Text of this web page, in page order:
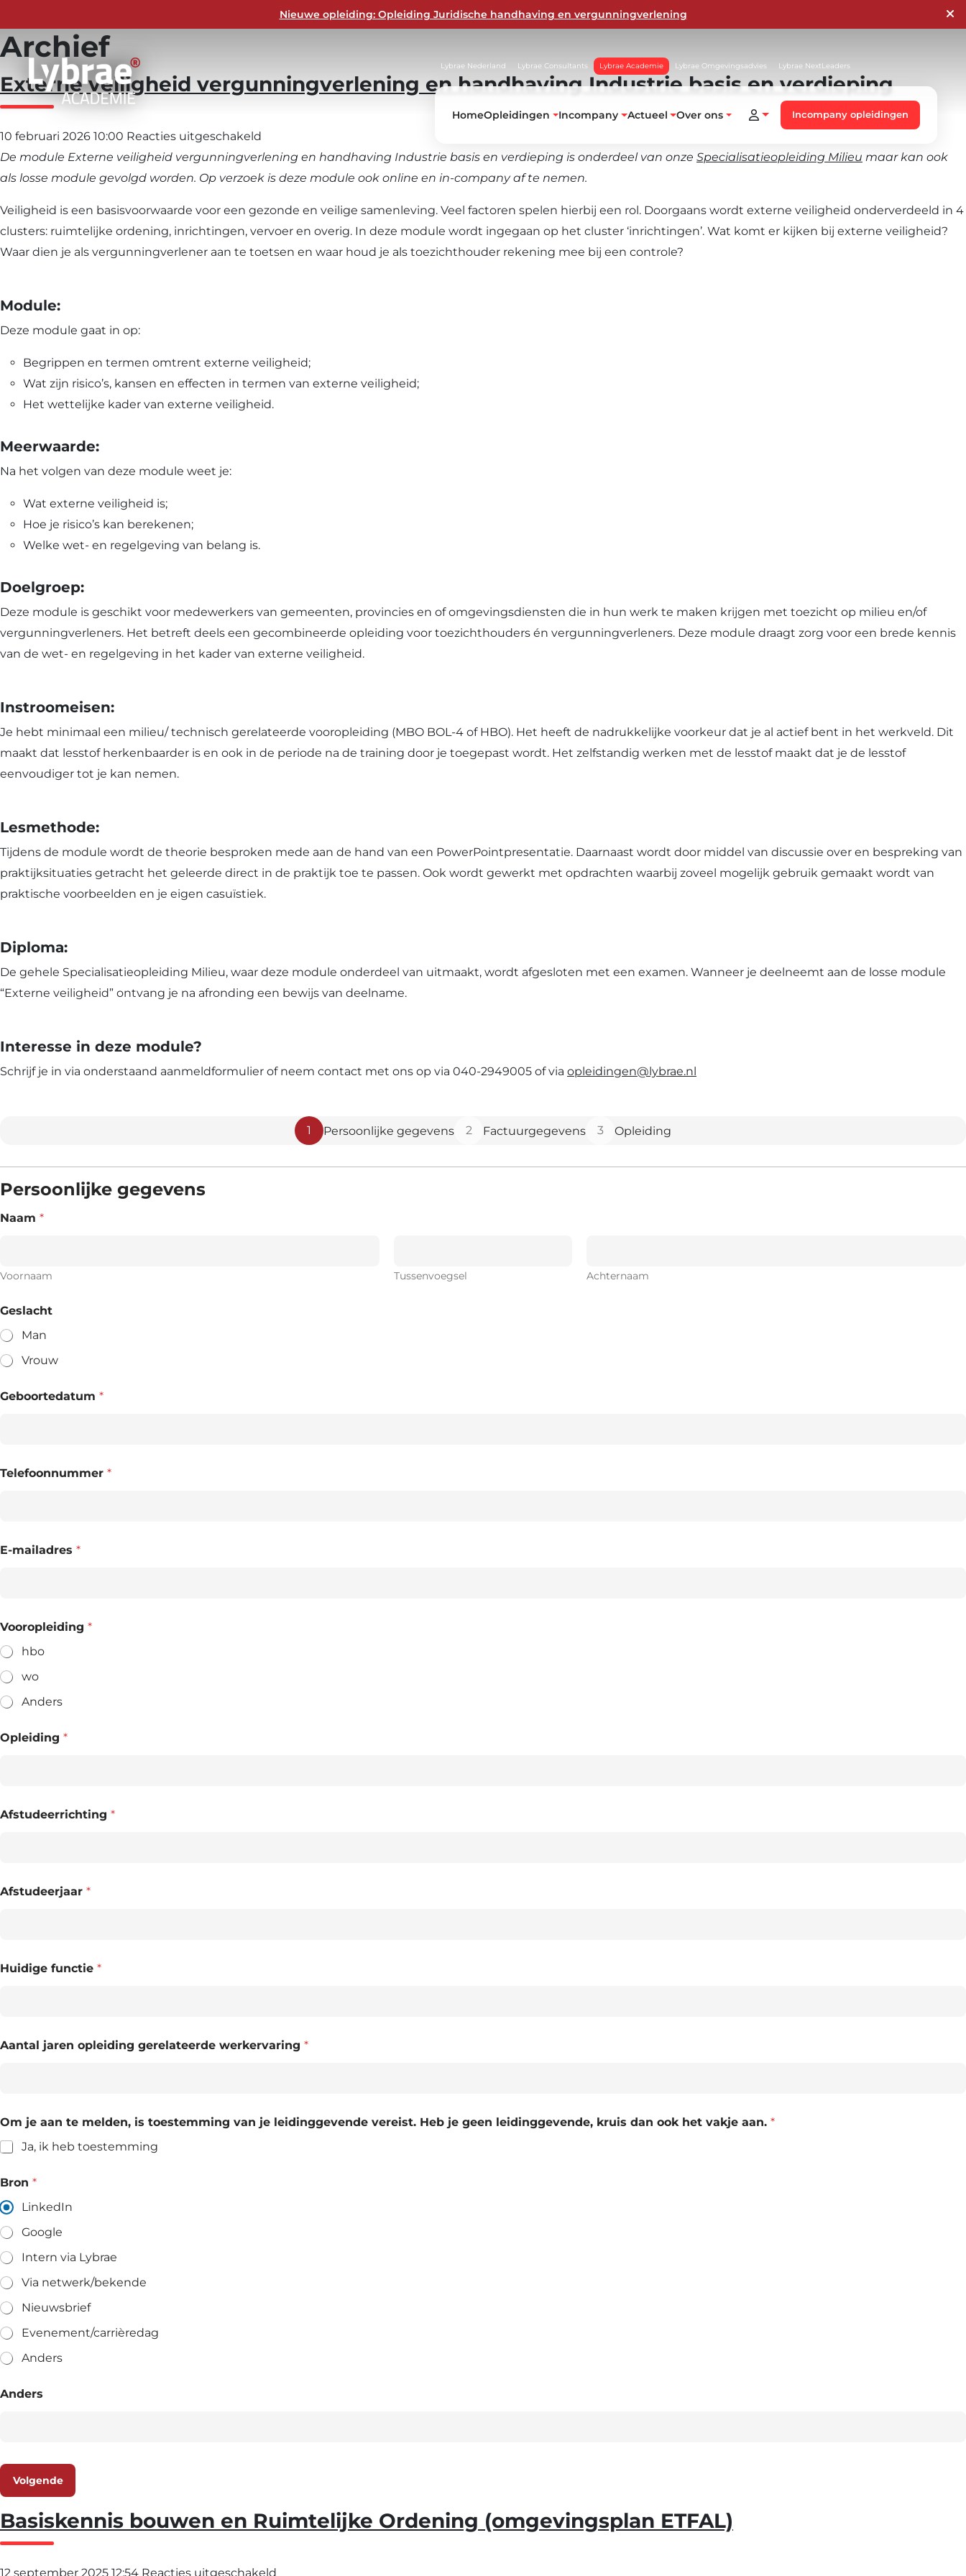
Nieuwe opleiding: Opleiding Juridische handhaving en vergunningverlening
Lybrae Nederland Lybrae Consultants Lybrae Academie Lybrae Omgevingsadvies Lybrae NextLeaders
HomeOpleidingen Incompany Actueel Over ons Incompany opleidingen
Archief
Externe veiligheid vergunningverlening en handhaving Industrie basis en verdieping
10 februari 2026 10:00 Reacties uitgeschakeld
Externe
veiligheid
en
handhaving
Industrie
De module Externe veiligheid vergunningverlening en handhaving Industrie basis en verdieping is onderdeel van onze Specialisatieopleiding Milieu maar kan ook
als losse module gevolgd worden. Op verzoek is deze module ook online en in-company af te nemen.
Veiligheid is een basisvoorwaarde voor een gezonde en veilige samenleving. Veel factoren spelen hierbij een rol. Doorgaans wordt externe veiligheid onderverdeeld in 4
clusters: ruimtelijke ordening, inrichtingen, vervoer en overig. In deze module wordt ingegaan op het cluster ‘inrichtingen’. Wat komt er kijken bij externe veiligheid?
Waar dien je als vergunningverlener aan te toetsen en waar houd je als toezichthouder rekening mee bij een controle?
Module:
Deze module gaat in op:
Begrippen en termen omtrent externe veiligheid;
Wat zijn risico’s, kansen en effecten in termen van externe veiligheid;
Het wettelijke kader van externe veiligheid.
Meerwaarde:
Na het volgen van deze module weet je:
Wat externe veiligheid is;
Hoe je risico’s kan berekenen;
Welke wet- en regelgeving van belang is.
Doelgroep:
Deze module is geschikt voor medewerkers van gemeenten, provincies en of omgevingsdiensten die in hun werk te maken krijgen met toezicht op milieu en/of
vergunningverleners. Het betreft deels een gecombineerde opleiding voor toezichthouders én vergunningverleners. Deze module draagt zorg voor een brede kennis
van de wet- en regelgeving in het kader van externe veiligheid.
Instroomeisen:
Je hebt minimaal een milieu/ technisch gerelateerde vooropleiding (MBO BOL-4 of HBO). Het heeft de nadrukkelijke voorkeur dat je al actief bent in het werkveld. Dit
maakt dat lesstof herkenbaarder is en ook in de periode na de training door je toegepast wordt. Het zelfstandig werken met de lesstof maakt dat je de lesstof
eenvoudiger tot je kan nemen.
Lesmethode:
Tijdens de module wordt de theorie besproken mede aan de hand van een PowerPointpresentatie. Daarnaast wordt door middel van discussie over en bespreking van
praktijksituaties getracht het geleerde direct in de praktijk toe te passen. Ook wordt gewerkt met opdrachten waarbij zoveel mogelijk gebruik gemaakt wordt van
praktische voorbeelden en je eigen casuïstiek.
Diploma:
De gehele Specialisatieopleiding Milieu, waar deze module onderdeel van uitmaakt, wordt afgesloten met een examen. Wanneer je deelneemt aan de losse module
“Externe veiligheid” ontvang je na afronding een bewijs van deelname.
Interesse in deze module?
Schrijf je in via onderstaand aanmeldformulier of neem contact met ons op via 040-2949005 of via opleidingen@lybrae.nl
1 Persoonlijke gegevens 2 Factuurgegevens 3 Opleiding
Persoonlijke gegevens
Naam *
Voornaam Tussenvoegsel Achternaam
Geslacht
Man
Vrouw
Geboortedatum *
Telefoonnummer *
E-mailadres *
Vooropleiding *
hbo
wo
Anders
Opleiding *
Afstudeerrichting *
Afstudeerjaar *
Huidige functie *
Aantal jaren opleiding gerelateerde werkervaring *
Om je aan te melden, is toestemming van je leidinggevende vereist. Heb je geen leidinggevende, kruis dan ook het vakje aan. *
Ja, ik heb toestemming
Bron *
LinkedIn
Google
Intern via Lybrae
Via netwerk/bekende
Nieuwsbrief
Evenement/carrièredag
Anders
Anders
Volgende
Basiskennis bouwen en Ruimtelijke Ordening (omgevingsplan ETFAL)
12 september 2025 12:54 Reacties uitgeschakeld